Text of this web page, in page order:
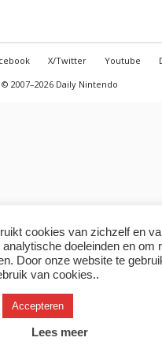
X/Twitter Youtube
© 2007–2026 Daily Nintendo
cookies van zichzelf en
doeleinden en om
Door onze website te
van cookies..
Accepteren
Lees meer